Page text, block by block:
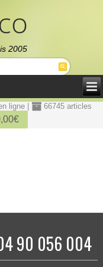
2005
ligne |
66745 articles
90 056 004